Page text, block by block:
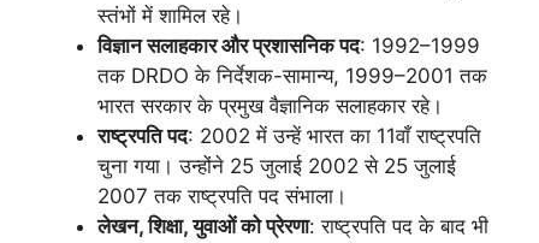
स्तंभों में शामिल रहे।
विज्ञान सलाहकार और प्रशासनिक पद: 1992–1999
तक DRDO के निर्देशक-सामान्य, 1999–2001 तक
भारत सरकार के प्रमुख वैज्ञानिक सलाहकार रहे।
राष्ट्रपति पद: 2002 में उन्हें भारत का 11वाँ राष्ट्रपति
चुना गया। उन्होंने 25 जुलाई 2002 से 25 जुलाई
2007 तक राष्ट्रपति पद संभाला।
लेखन, शिक्षा, युवाओं को प्रेरणा: राष्ट्रपति पद के बाद भी